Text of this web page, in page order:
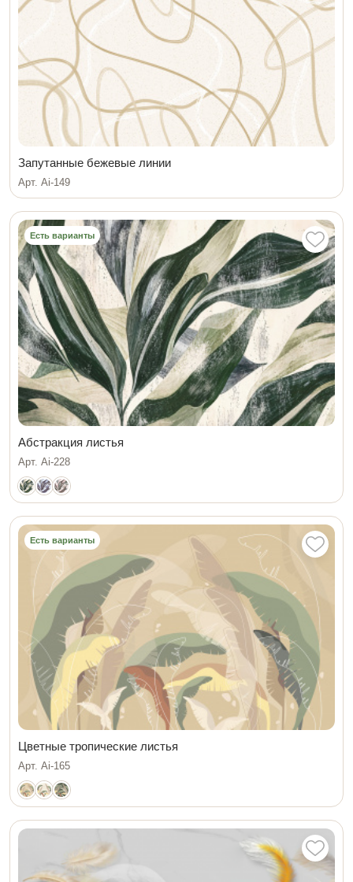
Запутанные бежевые линии
Арт. Ai-149
Есть варианты
Абстракция листья
Арт. Ai-228
Есть варианты
Цветные тропические листья
Арт. Ai-165